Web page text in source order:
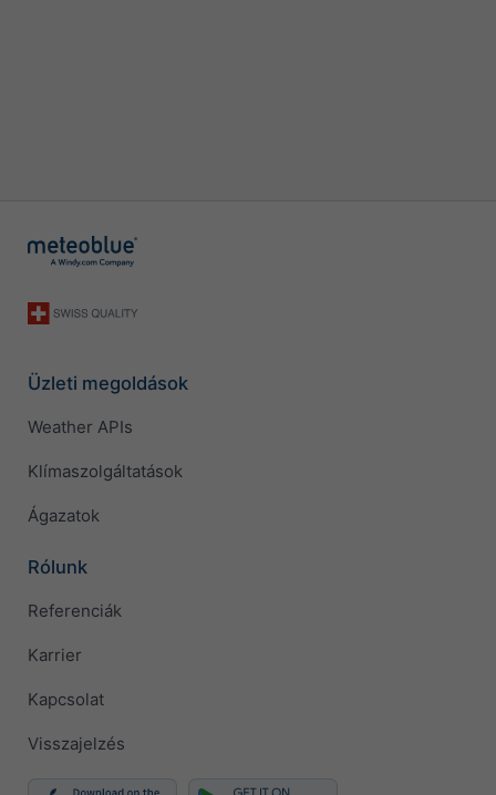
Üzleti megoldások
Weather APIs
Klímaszolgáltatások
Ágazatok
Rólunk
Referenciák
Karrier
Kapcsolat
Visszajelzés